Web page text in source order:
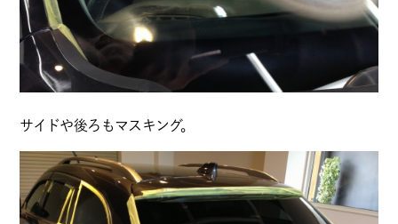
サイドや後ろもマスキング。